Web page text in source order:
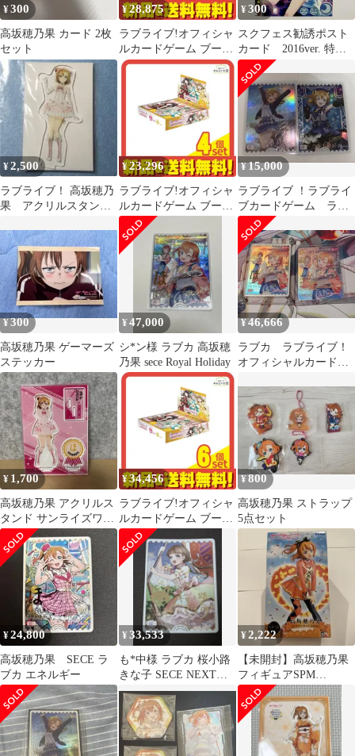
¥300
高坂穂乃果 カード 2枚
セット
¥28,875
ラブライブ!オフィシャ
ルカードゲーム ブース
ターパック Royal
Holiday 10パック入BOX
5個セット まとめ売り
¥300
スクフェス勧誘ポスト
カード 2016ver. 特待
生 高坂穂乃果
¥2,500
ラブライブ！ 高坂穂乃
果 アクリルスタン
ン アクスタ
¥23,296
ラブライブ!オフィシャ
ルカードゲーム ブース
ターパック Royal
Holiday 10パック入BOX
4個セット まとめ売り
¥15,000
ラブライブ ！ラブライ
ブカードゲーム ラブ
カ 高坂穂乃果 sece
PE+
¥300
高坂穂乃果 ゲーマーズ
ステッカー
¥47,000
シ*ン様 ラブカ 高坂穂
乃果 sece Royal Holiday
¥46,666
ラブカ ラブライブ！
オフィシャルカードゲ
穂乃果
¥ 1,700
高坂穂乃果 アクリルス
タンド サンライズワー
ルド
¥34,456
ラブライブ!オフィシャ
ルカードゲーム ブース
ターパック Royal
Holiday 10パック入BOX
6個セット まとめ売り
¥800
高坂穂乃果 ストラップ
5点セット
¥24,800
高坂穂乃果 SECE ラ
ブカ エネルギー
¥33,533
も*中様 ラブカ 桜小路
きな子 SECE NEXT
STEP ラブライブカー
ドゲ
¥2,222
【未開封】高坂穂乃果
フィギュアSPM
SUNNY DAY SONG